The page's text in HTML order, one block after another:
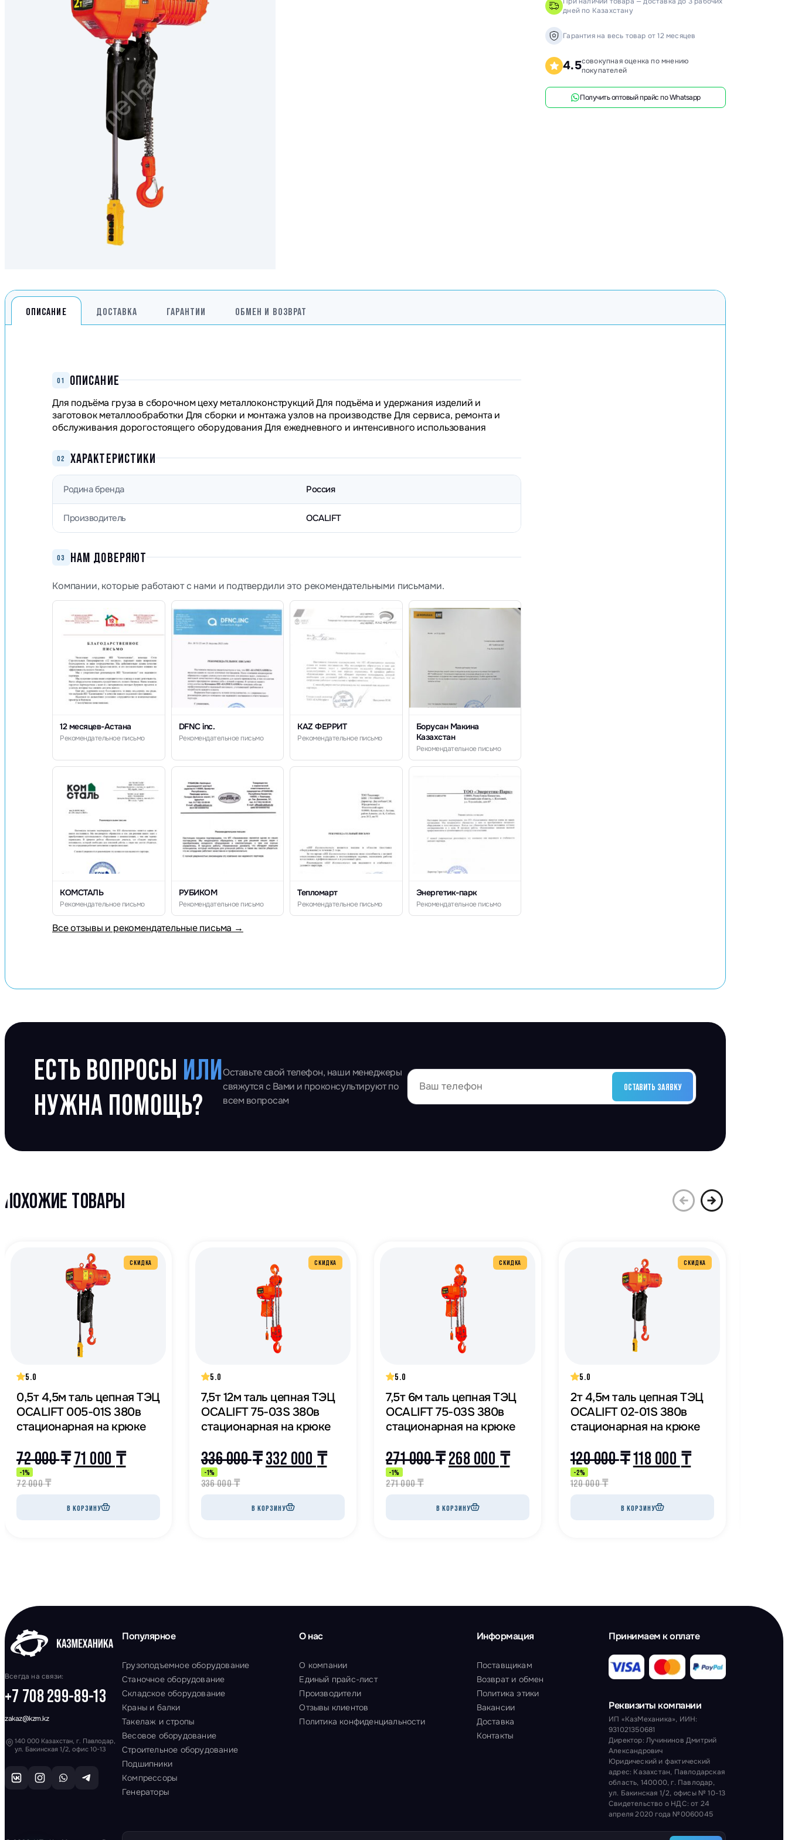
Станки распиловочные
Стружкоотсосы
Угловысечные станки
Шлифовальные станки
Зиговочные станки
Генераторы
Компрессоры
дней по Казахстану
Гарантия на весь товар от 12 месяцев
4.5совокупная оценка по мнению
покупателей
Получить оптовый прайс по Whatsapp
ОПИСАНИЕ ДОСТАВКА ГАРАНТИИ ОБМЕН И ВОЗВРАТ
01 ОПИСАНИЕ
Для подъёма груза в сборочном цеху металлоконструкций Для подъёма и удержания изделий и
заготовок металлообработки Для сборки и монтажа узлов на производстве Для сервиса, ремонта и
обслуживания дорогостоящего оборудования Для ежедневного и интенсивного использования
02 ХАРАКТЕРИСТИКИ
Родина бренда Россия
Производитель OCALIFT
03 НАМ ДОВЕРЯЮТ
Компании, которые работают с нами и подтвердили это рекомендательными письмами.
12 месяцев-Астана
Рекомендательное письмо
DFNC inc.
Рекомендательное письмо
KAZ ФЕРРИТ
Рекомендательное письмо
Борусан Макина
Казахстан
Рекомендательное письмо
КОМСТАЛЬ
Рекомендательное письмо
РУБИКОМ
Рекомендательное письмо
Тепломарт
Рекомендательное письмо
Энергетик-парк
Рекомендательное письмо
Все отзывы и рекомендательные письма →
ЕСТЬ ВОПРОСЫ ИЛИ
НУЖНА ПОМОЩЬ?
Оставьте свой телефон, наши менеджеры
свяжутся с Вами и проконсультируют по
всем вопросам
ОСТАВИТЬ ЗАЯВКУ
ПОХОЖИЕ ТОВАРЫ
СКИДКА
5.0
0,5т 4,5м таль цепная ТЭЦ
OCALIFT 005-01S 380в
стационарная на крюке
72 000₸ 71 000 ₸
-1%
72 000₸
В КОРЗИНУ
СКИДКА
5.0
7,5т 12м таль цепная ТЭЦ
OCALIFT 75-03S 380в
стационарная на крюке
336 000₸332 000 ₸
-1%
336 000₸
В КОРЗИНУ
СКИДКА
5.0
7,5т 6м таль цепная ТЭЦ
OCALIFT 75-03S 380в
стационарная на крюке
271 000₸268 000 ₸
-1%
271 000₸
В КОРЗИНУ
СКИДКА
5.0
2т 4,5м таль цепная ТЭЦ
OCALIFT 02-01S 380в
стационарная на крюке
120 000₸118 000 ₸
-2%
120 000₸
В КОРЗИНУ
Всегда на связи:
+7 708 299-89-13
zakaz@kzm.kz
140 000 Казахстан, г. Павлодар,
ул. Бакинская 1/2, офис 10-13
Популярное
Грузоподъемное оборудование
Станочное оборудование
Складское оборудование
Краны и балки
Такелаж и стропы
Весовое оборудование
Строительное оборудование
Подшипники
Компрессоры
Генераторы
О нас
О компании
Единый прайс-лист
Производители
Отзывы клиентов
Политика конфиденциальности
Информация
Поставщикам
Возврат и обмен
Политика этики
Вакансии
Доставка
Контакты
Принимаем к оплате
Реквизиты компании
ИП «КазМеханика», ИИН:
931021350681
Директор: Лучининов Дмитрий
Александрович
Юридический и фактический
адрес: Казахстан, Павлодарская
область, 140000, г. Павлодар,
ул. Бакинская 1/2, офисы № 10-13
Свидетельство о НДС: от 24
апреля 2020 года №0060045